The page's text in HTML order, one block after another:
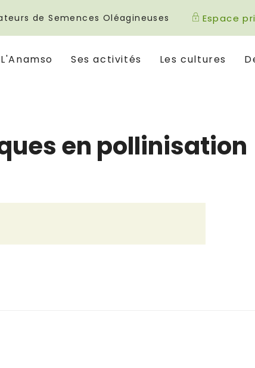
de Semences Oléagineuses Espace
L'Anamso Ses activités Les cultures
en pollinisation